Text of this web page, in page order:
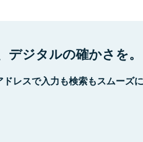
デジタルの確かさを。
ドレスで入力も検索もスムーズ